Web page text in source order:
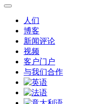
人们
博客
新闻评论
视频
客户门户
与我们合作